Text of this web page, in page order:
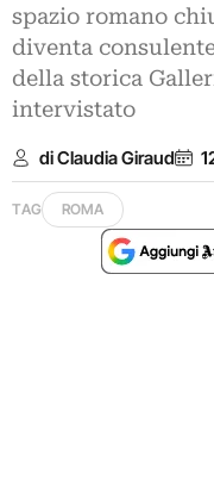
spazio romano
diventa
della storica
intervistato
di Claudia Giraud
TAG ROMA